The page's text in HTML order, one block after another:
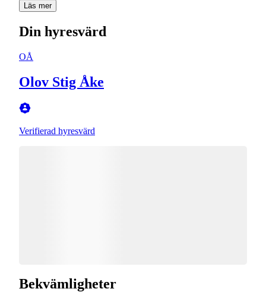
Läs mer
Din hyresvärd
OÅ
Olov Stig Åke
Verifierad hyresvärd
Bekvämligheter